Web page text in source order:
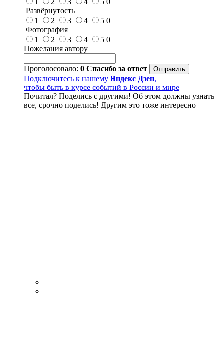
Развёрнутость
1
2 3 4 5 0
Фотография
1
2 3 4 5 0
Пожелания автору
Проголосовало: 0 Спасибо за ответ
Подключитесь к нашему Яндекс Дзен,
чтобы быть в курсе событий в России и мире
Почитал? Поделись с другими! Об этом должны узнать
все, срочно поделись! Другим это тоже интересно